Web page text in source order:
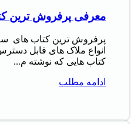
معرفی پرفروش‌ ترین
انواع ملاک‌ های قابل
کتاب‌ هایی که نوشته م...
ادامه مطلب